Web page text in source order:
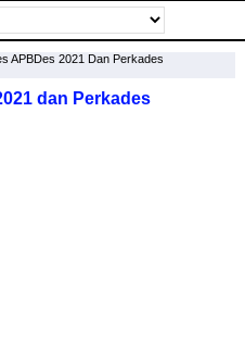
APBDes 2021 Dan Perkades
dan Perkades